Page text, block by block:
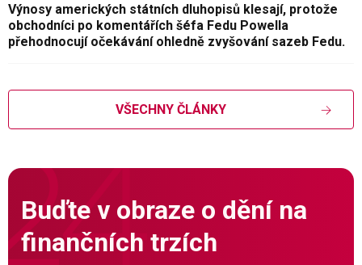
Výnosy amerických státních dluhopisů klesají, protože
obchodníci po komentářích šéfa Fedu Powella
přehodnocují očekávání ohledně zvyšování sazeb Fedu.
VŠECHNY ČLÁNKY
Buďte v obraze o dění na
finančních trzích